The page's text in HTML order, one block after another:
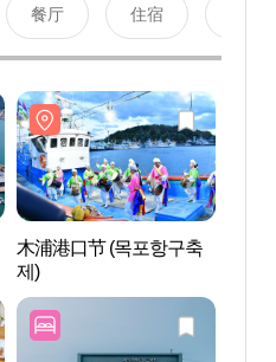
餐厅 住宿
木浦港口节 (목포항구축
제)